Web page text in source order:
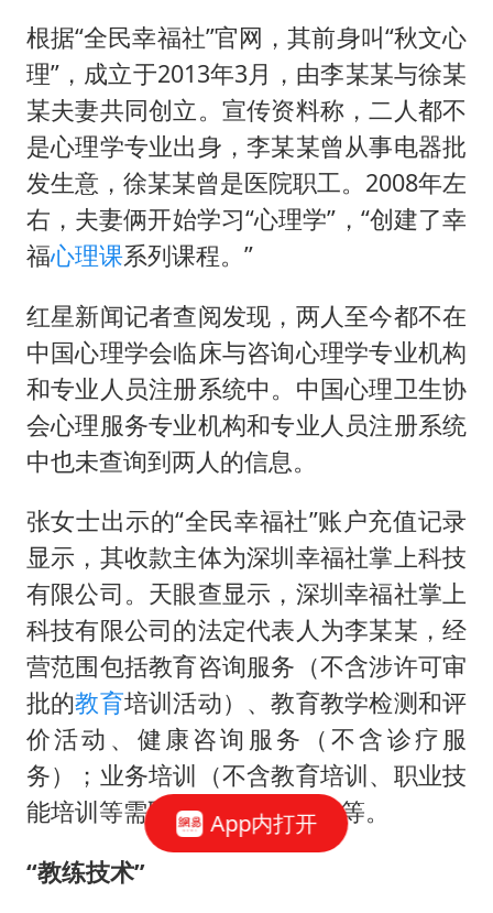
根据“全民幸福社”官网，其前身叫“秋文心
理”，成立于2013年3月，由李某某与徐某
某夫妻共同创立。宣传资料称，二人都不
是心理学专业出身，李某某曾从事电器批
发生意，徐某某曾是医院职工。2008年左
右，夫妻俩开始学习“心理学”，“创建了幸
福心理课系列课程。”
红星新闻记者查阅发现，两人至今都不在
中国心理学会临床与咨询心理学专业机构
和专业人员注册系统中。中国心理卫生协
会心理服务专业机构和专业人员注册系统
中也未查询到两人的信息。
张女士出示的“全民幸福社”账户充值记录
显示，其收款主体为深圳幸福社掌上科技
有限公司。天眼查显示，深圳幸福社掌上
科技有限公司的法定代表人为李某某，经
营范围包括教育咨询服务（不含涉许可审
批的教育培训活动）、教育教学检测和评
价活动、健康咨询服务（不含诊疗服
务）；业务培训（不含教育培训、职业技
能培训等需取得许可的培训）等。
“教练技术”
App内打开